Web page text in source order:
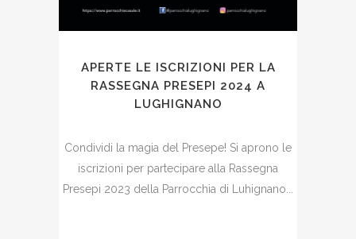
APERTE LE ISCRIZIONI PER LA
RASSEGNA PRESEPI 2024 A
LUGHIGNANO
Condividi la magia del Presepe! Si aprono le
iscrizioni per partecipare alla Rassegna
Presepi 2023 della Parrocchia di Luhignano...